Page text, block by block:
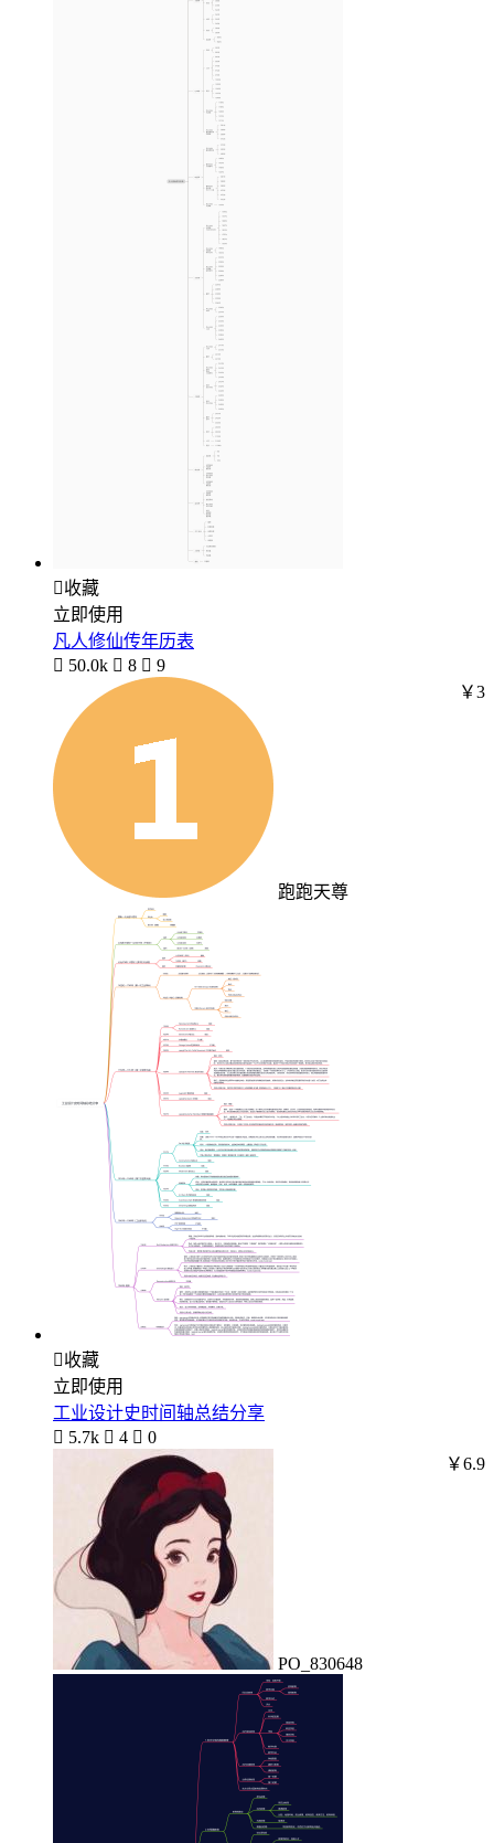
收藏
立即使用
凡人修仙传年历表
 50.0k  8  9
跑跑天尊
￥3
收藏
立即使用
工业设计史时间轴总结分享
 5.7k  4  0
PO_830648
￥6.9